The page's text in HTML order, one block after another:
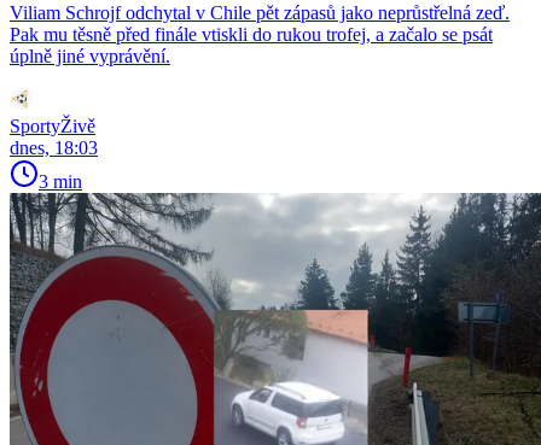
Viliam Schrojf odchytal v Chile pět zápasů jako neprůstřelná zeď.
Pak mu těsně před finále vtiskli do rukou trofej, a začalo se psát
úplně jiné vyprávění.
SportyŽivě
dnes, 18:03
3 min